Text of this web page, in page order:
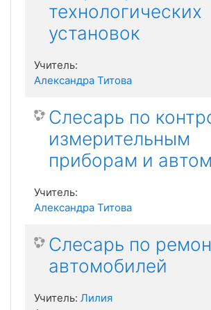
технологических
установок
Учитель:
Александра Титова
Слесарь по
измерительным
приборам и
Учитель:
Александра Титова
Слесарь по
автомобилей
Учитель: Лилия